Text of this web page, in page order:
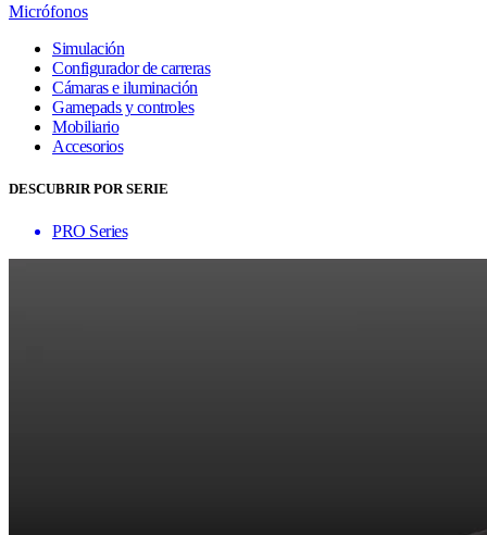
Micrófonos
Simulación
Configurador de carreras
Cámaras e iluminación
Gamepads y controles
Mobiliario
Accesorios
DESCUBRIR POR SERIE
PRO Series